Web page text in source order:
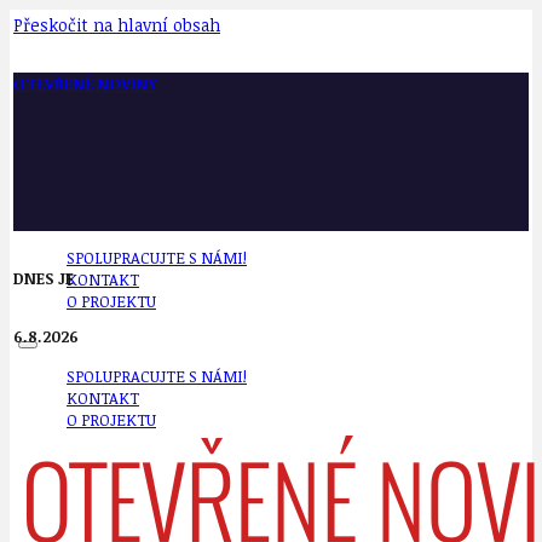
Přeskočit na hlavní obsah
OTEVŘENÉ NOVINY
SPOLUPRACUJTE S NÁMI!
KONTAKT
O PROJEKTU
SPOLUPRACUJTE S NÁMI!
KONTAKT
O PROJEKTU
DNES JE
6.8.2026